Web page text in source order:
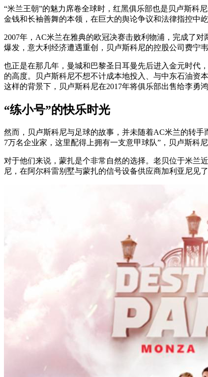
“米兰王朝”的魅力席卷全球时，红黑俱乐部也是贝卢斯科
金钱和长袖善舞的本领，在巨大的舆论争议和法律指控中屹
2007年，AC米兰在雅典的欧冠决赛击败利物浦，完成了
爆发，意大利经济遭遇重创，贝卢斯科尼的控股公司费宁
也正是在那几年，曼城和巴黎圣日耳曼先后进入金元时代
的高度。贝卢斯科尼不想不计成本地投入、与中东石油资
这样的背景下，贝卢斯科尼在2017年将俱乐部出售给李勇
“练小号”的快乐时光
然而，贝卢斯科尼与足球的故事，并未随着AC米兰的转
7万名企业家，这里配得上拥有一支意甲球队”，贝卢斯科尼
对于他们来说，蒙扎是个非常自然的选择。老贝位于米兰
尼，在阿尔科雷别墅与蒙扎的信号设备供应商加利亚尼见